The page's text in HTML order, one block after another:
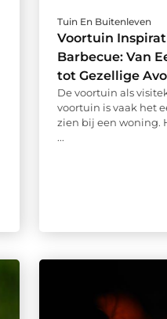
Tuin En Buitenleven
Voortuin
Barbecue: Van
tot Gezellige
De voortuin als
voortuin is vaak het
zien bij een woning.
...